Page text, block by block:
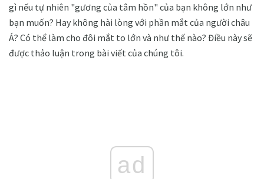
gì nếu tự nhiên "gương của tâm hồn" của bạn không lớn như
bạn muốn? Hay không hài lòng với phần mắt của người châu
Á? Có thể làm cho đôi mắt to lớn và như thế nào? Điều này sẽ
được thảo luận trong bài viết của chúng tôi.
ad